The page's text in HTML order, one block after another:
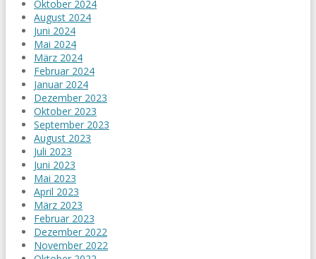
Oktober 2024
August 2024
Juni 2024
Mai 2024
März 2024
Februar 2024
Januar 2024
Dezember 2023
Oktober 2023
September 2023
August 2023
Juli 2023
Juni 2023
Mai 2023
April 2023
März 2023
Februar 2023
Dezember 2022
November 2022